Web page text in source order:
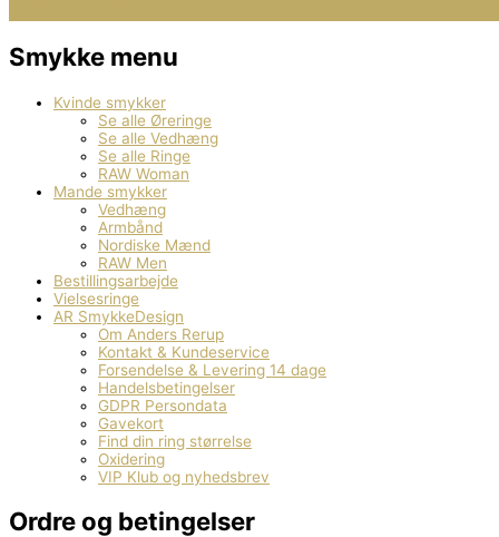
Smykke menu
Kvinde smykker
Se alle Øreringe
Se alle Vedhæng
Se alle Ringe
RAW Woman
Mande smykker
Vedhæng
Armbånd
Nordiske Mænd
RAW Men
Bestillingsarbejde
Vielsesringe
AR SmykkeDesign
Om Anders Rerup
Kontakt & Kundeservice
Forsendelse & Levering 14 dage
Handelsbetingelser
GDPR Persondata
Gavekort
Find din ring størrelse
Oxidering
VIP Klub og nyhedsbrev
Ordre og betingelser